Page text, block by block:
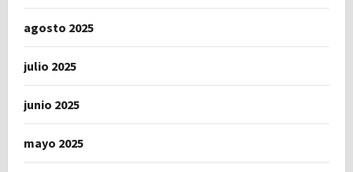
agosto 2025
julio 2025
junio 2025
mayo 2025